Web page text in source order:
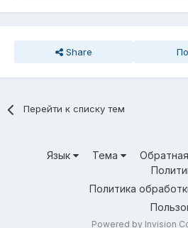
Share
Перейти к списку тем
Язык Тема
Политика
Powered by Invision